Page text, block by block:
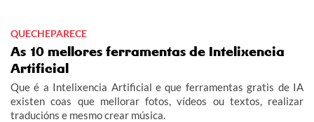
QUECHEPARECE
As 10 mellores ferramentas de Intelixencia
Artificial
Que é a Intelixencia Artificial e que ferramentas gratis de IA
existen coas que mellorar fotos, vídeos ou textos, realizar
traducións e mesmo crear música.